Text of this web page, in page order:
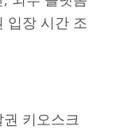
입장 시간 조
키오스크